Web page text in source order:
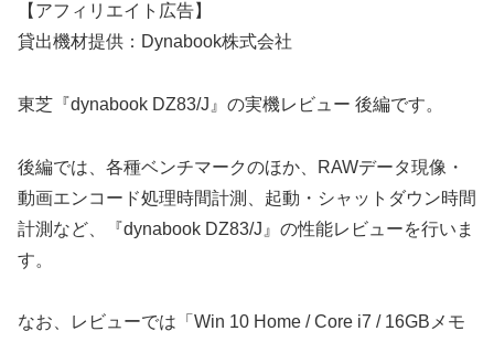
【アフィリエイト広告】
貸出機材提供：Dynabook株式会社
東芝『dynabook DZ83/J』の実機レビュー 後編です。
後編では、各種ベンチマークのほか、RAWデータ現像・
動画エンコード処理時間計測、起動・シャットダウン時間
計測など、『dynabook DZ83/J』の性能レビューを行いま
す。
なお、レビューでは「Win 10 Home / Core i7 / 16GBメモ